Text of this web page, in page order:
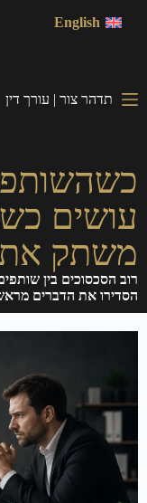
English
תדהר צור | עורך דין
עושים
משתק
רוב הסכסוכים בין
הסדירו את הדברים